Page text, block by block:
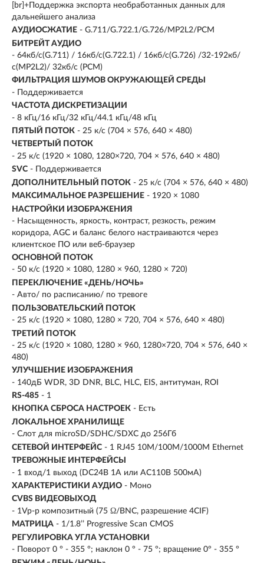
[br]+Поддержка экспорта необработанных данных для
дальнейшего анализа
АУДИОСЖАТИЕ - G.711/G.722.1/G.726/MP2L2/PCM
БИТРЕЙТ АУДИО
- 64кб/с(G.711) / 16кб/с(G.722.1) / 16кб/с(G.726) /32-192кб/
с(MP2L2)/ 32кб/с (PCM)
ФИЛЬТРАЦИЯ ШУМОВ ОКРУЖАЮЩЕЙ СРЕДЫ
- Поддерживается
ЧАСТОТА ДИСКРЕТИЗАЦИИ
- 8 кГц/16 кГц/32 кГц/44.1 кГц/48 кГц
ПЯТЫЙ ПОТОК - 25 к/с (704 × 576, 640 × 480)
ЧЕТВЕРТЫЙ ПОТОК
- 25 к/с (1920 × 1080, 1280×720, 704 × 576, 640 × 480)
SVC - Поддерживается
ДОПОЛНИТЕЛЬНЫЙ ПОТОК - 25 к/с (704 × 576, 640 × 480)
МАКСИМАЛЬНОЕ РАЗРЕШЕНИЕ - 1920 × 1080
НАСТРОЙКИ ИЗОБРАЖЕНИЯ
- Насыщенность, яркость, контраст, резкость, режим
коридора, AGC и баланс белого настраиваются через
клиентское ПО или веб-браузер
ОСНОВНОЙ ПОТОК
- 50 к/с (1920 × 1080, 1280 × 960, 1280 × 720)
ПЕРЕКЛЮЧЕНИЕ «ДЕНЬ/НОЧЬ»
- Авто/ по расписанию/ по тревоге
ПОЛЬЗОВАТЕЛЬСКИЙ ПОТОК
- 25 к/с (1920 × 1080, 1280 × 720, 704 × 576, 640 × 480)
ТРЕТИЙ ПОТОК
- 25 к/с (1920 × 1080, 1280 × 960, 1280×720, 704 × 576, 640 ×
480)
УЛУЧШЕНИЕ ИЗОБРАЖЕНИЯ
- 140дБ WDR, 3D DNR, BLC, HLC, EIS, антитуман, ROI
RS-485 - 1
КНОПКА СБРОСА НАСТРОЕК - Есть
ЛОКАЛЬНОЕ ХРАНИЛИЩЕ
- Слот для microSD/SDHC/SDXC до 256Гб
СЕТЕВОЙ ИНТЕРФЕЙС - 1 RJ45 10M/100M/1000M Ethernet
ТРЕВОЖНЫЕ ИНТЕРФЕЙСЫ
- 1 вход/1 выход (DC24В 1A или AC110В 500мA)
ХАРАКТЕРИСТИКИ АУДИО - Моно
CVBS ВИДЕОВЫХОД
- 1Vp-p композитный (75 Ω/BNC, разрешение 4CIF)
МАТРИЦА - 1/1.8’’ Progressive Scan CMOS
РЕГУЛИРОВКА УГЛА УСТАНОВКИ
- Поворот 0 ° - 355 °; наклон 0 ° - 75 °; вращение 0° - 355 °